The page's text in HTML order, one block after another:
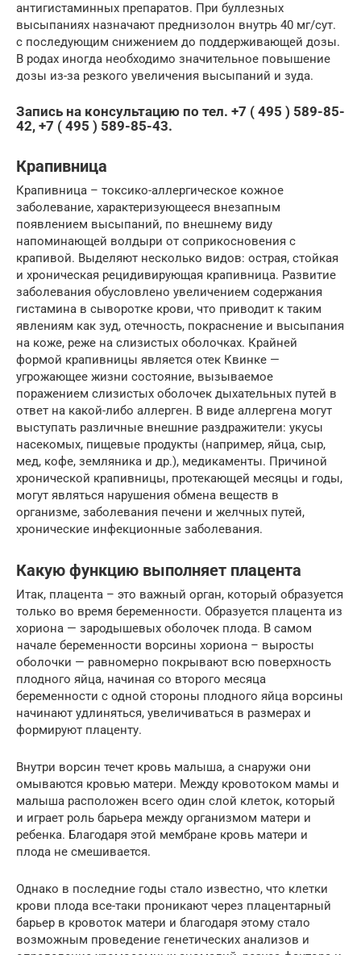
антигистаминных препаратов. При буллезных
высыпаниях назначают преднизолон внутрь 40 мг/сут.
с последующим снижением до поддерживающей дозы.
В родах ино­гда необходимо значительное повышение
дозы из-за резкого увели­чения высыпаний и зуда.
Запись на консультацию по тел. +7 ( 495 ) 589-85-
42, +7 ( 495 ) 589-85-43.
Крапивница
Крапивница – токсико-аллергическое кожное
заболевание, характеризующееся внезапным
появлением высыпаний, по внешнему виду
напоминающей волдыри от соприкосновения с
крапивой. Выделяют несколько видов: острая, стойкая
и хроническая рецидивирующая крапивница. Развитие
заболевания обусловлено увеличением содержания
гистамина в сыворотке крови, что приводит к таким
явлениям как зуд, отечность, покраснение и высыпания
на коже, реже на слизистых оболочках. Крайней
формой крапивницы является отек Квинке —
угрожающее жизни состояние, вызываемое
поражением слизистых оболочек дыхательных путей в
ответ на какой-либо аллерген. В виде аллергена могут
выступать различные внешние раздражители: укусы
насекомых, пищевые продукты (например, яйца, сыр,
мед, кофе, земляника и др.), медикаменты. Причиной
хронической крапивницы, протекающей месяцы и годы,
могут являться нарушения обмена веществ в
организме, заболевания печени и желчных путей,
хронические инфекционные заболевания.
Какую функцию выполняет плацента
Итак, плацента – это важный орган, который образуется
только во время беременности. Образуется плацента из
хориона — зародышевых оболочек плода. В самом
начале беременности ворсины хориона – выросты
оболочки — равномерно покрывают всю поверхность
плодного яйца, начиная со второго месяца
беременности с одной стороны плодного яйца ворсины
начинают удлиняться, увеличиваться в размерах и
формируют плаценту.
Внутри ворсин течет кровь малыша, а снаружи они
омываются кровью матери. Между кровотоком мамы и
малыша расположен всего один слой клеток, который
и играет роль барьера между организмом матери и
ребенка. Благодаря этой мембране кровь матери и
плода не смешивается.
Однако в последние годы стало известно, что клетки
крови плода все-таки проникают через плацентарный
барьер в кровоток матери и благодаря этому стало
возможным проведение генетических анализов и